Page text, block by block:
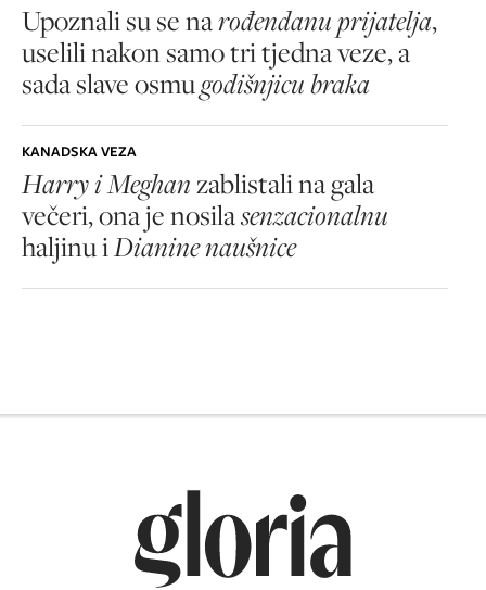
Upoznali su se narođendanu prijatelja,
uselili nakon samo tri tjedna veze, a
sada slave osmugodišnjicu braka
KANADSKA VEZA
Harry i Meghanzablistali na gala
večeri, ona je nosilasenzacionalnu
haljinu iDianine naušnice